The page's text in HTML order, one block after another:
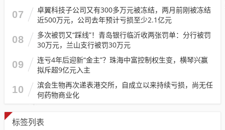
07
卓翼科技子公司又有300多万元被冻结，两月前刚被冻结
近500万元，公司去年预计亏损至少2.1亿元
08
多次被罚又“踩线”！青岛银行临沂收两张罚单：分行被罚
30万元，兰山支行被罚30万元
09
连亏4年后迎新“金主”？珠海中富控制权生变，横琴兴赢
拟斥超9亿元入主
10
滨会生物再次递表港交所，自成立以来持续亏损，尚无任
何药物商业化
标签列表